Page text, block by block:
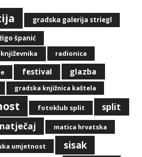
gradska galerija striegl
španić
radionica
festival glazba
gradska knjižnica kaštela
fotoklub split split
natječaj matica hrvatska
umjetnost sisak